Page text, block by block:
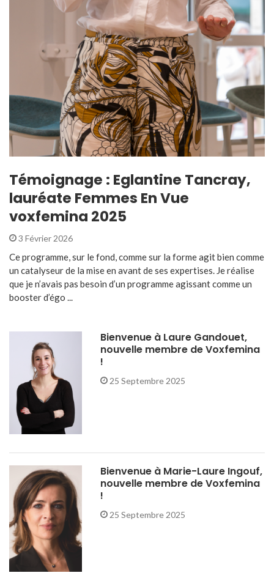
Témoignage : Eglantine Tancray,
lauréate Femmes En Vue
voxfemina 2025
3 Février 2026
Ce programme, sur le fond, comme sur la forme agit bien comme
un catalyseur de la mise en avant de ses expertises. Je réalise
que je n’avais pas besoin d’un programme agissant comme un
booster d’égo ...
Bienvenue à Laure Gandouet,
nouvelle membre de Voxfemina
!
25 Septembre 2025
Bienvenue à Marie-Laure Ingouf,
nouvelle membre de Voxfemina
!
25 Septembre 2025